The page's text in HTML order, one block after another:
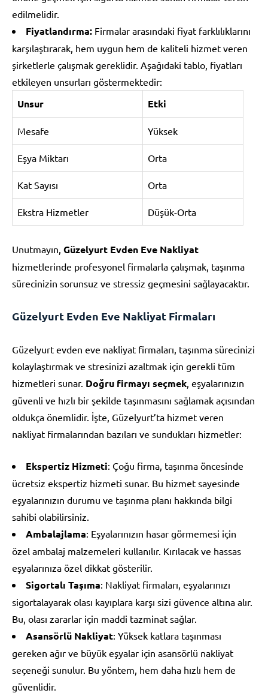
edilmelidir.
Fiyatlandırma: Firmalar arasındaki fiyat farklılıklarını
karşılaştırarak, hem uygun hem de kaliteli hizmet veren
şirketlerle çalışmak gereklidir. Aşağıdaki tablo, fiyatları
etkileyen unsurları göstermektedir:
Unsur Etki
Mesafe Yüksek
Eşya Miktarı Orta
Kat Sayısı Orta
Ekstra Hizmetler Düşük-Orta
Unutmayın, Güzelyurt Evden Eve Nakliyat
hizmetlerinde profesyonel firmalarla çalışmak, taşınma
sürecinizin sorunsuz ve stressiz geçmesini sağlayacaktır.
Güzelyurt Evden Eve Nakliyat Firmaları
Güzelyurt evden eve nakliyat firmaları, taşınma sürecinizi
kolaylaştırmak ve stresinizi azaltmak için gerekli tüm
hizmetleri sunar. Doğru firmayı seçmek , eşyalarınızın
güvenli ve hızlı bir şekilde taşınmasını sağlamak açısından
oldukça önemlidir. İşte, Güzelyurt’ta hizmet veren
nakliyat firmalarından bazıları ve sundukları hizmetler:
Ekspertiz Hizmeti: Çoğu firma, taşınma öncesinde
ücretsiz ekspertiz hizmeti sunar. Bu hizmet sayesinde
eşyalarınızın durumu ve taşınma planı hakkında bilgi
sahibi olabilirsiniz.
Ambalajlama: Eşyalarınızın hasar görmemesi için
özel ambalaj malzemeleri kullanılır. Kırılacak ve hassas
eşyalarınıza özel dikkat gösterilir.
Sigortalı Taşıma: Nakliyat firmaları, eşyalarınızı
sigortalayarak olası kayıplara karşı sizi güvence altına alır.
Bu, olası zararlar için maddi tazminat sağlar.
Asansörlü Nakliyat: Yüksek katlara taşınması
gereken ağır ve büyük eşyalar için asansörlü nakliyat
seçeneği sunulur. Bu yöntem, hem daha hızlı hem de
güvenlidir.